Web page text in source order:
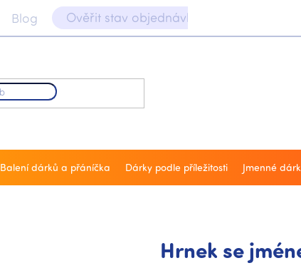
Blog Ověřit stav objednávky 📝
Balení dárků a přáníčka Dárky podle příležitosti Jmenné
Hrnek se